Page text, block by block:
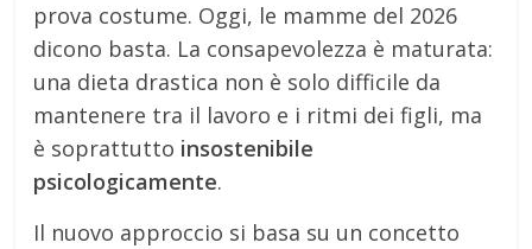
prova costume. Oggi, le mamme del 2026
dicono basta. La consapevolezza è maturata:
una dieta drastica non è solo difficile da
mantenere tra il lavoro e i ritmi dei figli, ma
è soprattutto insostenibile
psicologicamente.
Il nuovo approccio si basa su un concetto